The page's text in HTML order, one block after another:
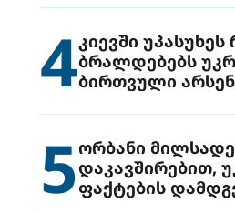
4კიევში
ბრალდებებს
ბირთვული
5ორბანი
დაკავშირებით,
ფაქტების